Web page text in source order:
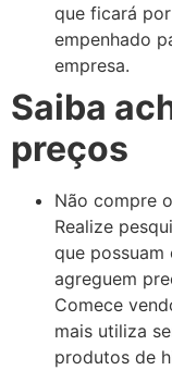
que ficará
empenhado
empresa.
Saiba
preços
Não compre
Realize
que
agreguem
Comece
mais utiliza
produtos de